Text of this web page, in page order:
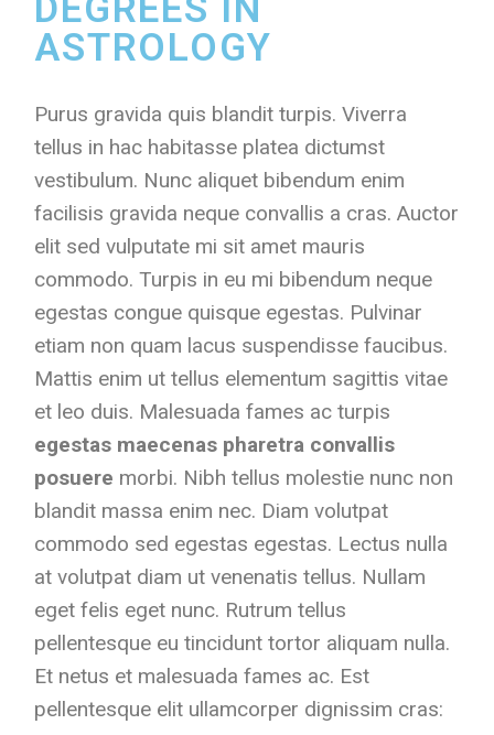
DEGREES IN
ASTROLOGY
Purus gravida quis blandit turpis. Viverra
tellus in hac habitasse platea dictumst
vestibulum. Nunc aliquet bibendum enim
facilisis gravida neque convallis a cras. Auctor
elit sed vulputate mi sit amet mauris
commodo. Turpis in eu mi bibendum neque
egestas congue quisque egestas. Pulvinar
etiam non quam lacus suspendisse faucibus.
Mattis enim ut tellus elementum sagittis vitae
et leo duis. Malesuada fames ac turpis
egestas maecenas pharetra convallis
posuere morbi. Nibh tellus molestie nunc non
blandit massa enim nec. Diam volutpat
commodo sed egestas egestas. Lectus nulla
at volutpat diam ut venenatis tellus. Nullam
eget felis eget nunc. Rutrum tellus
pellentesque eu tincidunt tortor aliquam nulla.
Et netus et malesuada fames ac. Est
pellentesque elit ullamcorper dignissim cras: